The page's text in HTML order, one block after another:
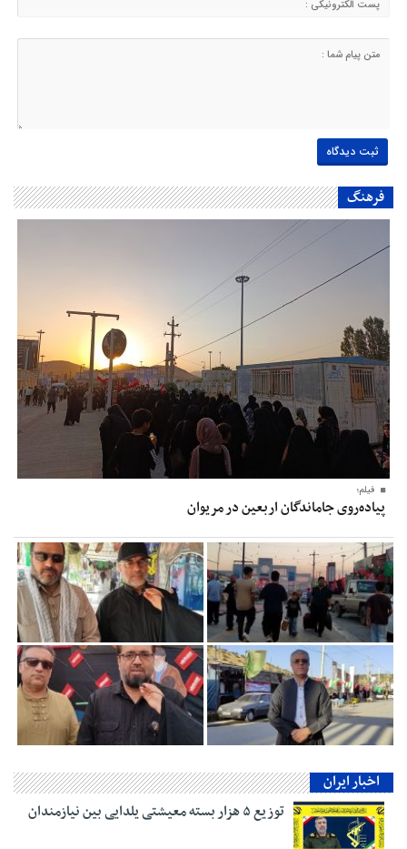
فرهنگ
فیلم؛
پیاده‌روی جاماندگان اربعین در مریوان
اخبار ایران
توزیع ۵ هزار بسته معیشتی یلدایی بین نیازمندان